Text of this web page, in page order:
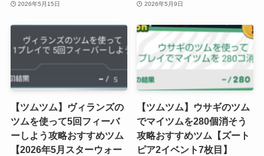
2026年5月15日 2026年5月9日
【ツムツム】ヴィランズの
ツムを使って5回フィーバ
ーしよう攻略おすすめツム
【2026年5月スターウォー
【ツムツム】ウサギのツム
でマイツムを280個消そう
攻略おすすめツム【ズート
ピア2イベント7枚目】